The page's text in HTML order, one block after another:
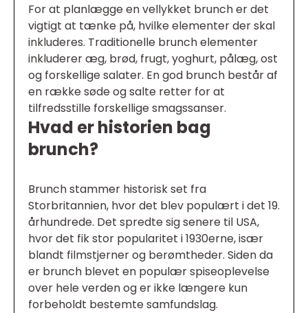
For at planlægge en vellykket brunch er det
vigtigt at tænke på, hvilke elementer der skal
inkluderes. Traditionelle brunch elementer
inkluderer æg, brød, frugt, yoghurt, pålæg, ost
og forskellige salater. En god brunch består af
en række søde og salte retter for at
tilfredsstille forskellige smagssanser.
Hvad er historien bag
brunch?
Brunch stammer historisk set fra
Storbritannien, hvor det blev populært i det 19.
århundrede. Det spredte sig senere til USA,
hvor det fik stor popularitet i 1930erne, især
blandt filmstjerner og berømtheder. Siden da
er brunch blevet en populær spiseoplevelse
over hele verden og er ikke længere kun
forbeholdt bestemte samfundslag.